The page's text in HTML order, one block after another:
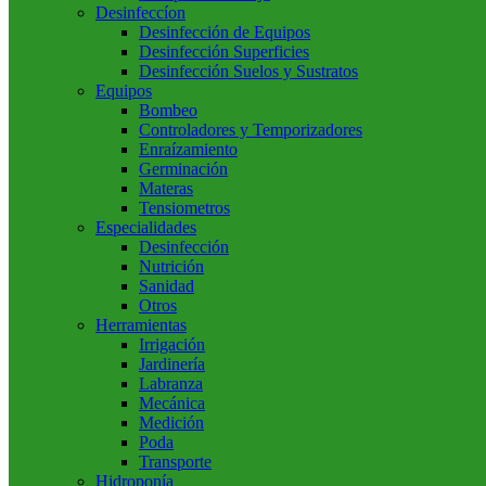
Desinfeccíon
Desinfección de Equipos
Desinfección Superficies
Desinfección Suelos y Sustratos
Equipos
Bombeo
Controladores y Temporizadores
Enraízamiento
Germinación
Materas
Tensiometros
Especialidades
Desinfección
Nutrición
Sanidad
Otros
Herramientas
Irrigación
Jardinería
Labranza
Mecánica
Medición
Poda
Transporte
Hidroponía